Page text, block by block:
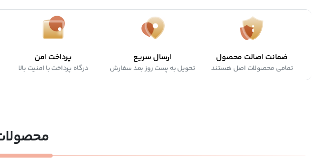
ضمانت اصالت محصول
تمامی محصولات اصل هستند
ارسال سریع
تحویل به پست روز بعد سفارش
پرداخت امن
درگاه پرداخت با امنیت بالا